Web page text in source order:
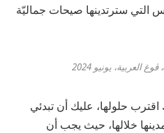
التي سترتدينها صيحات جماليّة
حلولها، عليك أن تبدئي
خلالها، حيث يجب أن